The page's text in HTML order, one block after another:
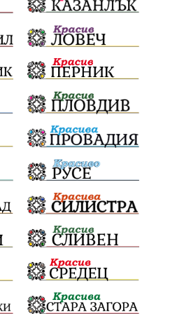
наука енергетика
плодове
екскурзия
лято оставка дете
Сопот
активни граждане